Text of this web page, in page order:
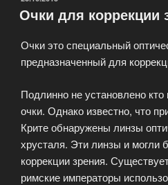
Очки для коррекции
Очки это специальный
предназначенный для
Подлинно не установлено
очки. Однако известно, что
Крите обнаружены линзы
хрусталя. Эти линзы и могли
коррекции зрения.
римские императоры